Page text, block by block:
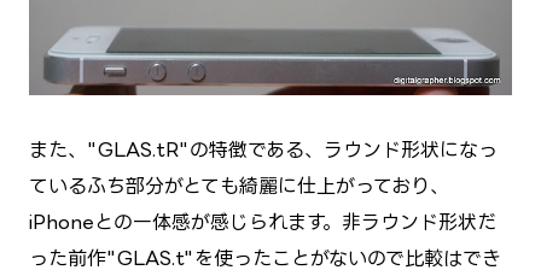
また、"GLAS.tR"の特徴である、ラウンド形状になっ
ているふち部分がとても綺麗に仕上がっており、
iPhoneとの一体感が感じられます。非ラウンド形状だ
った前作"GLAS.t"を使ったことがないので比較はでき